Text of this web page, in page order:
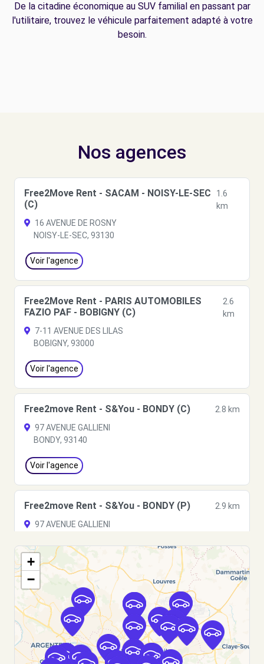
De la citadine économique au SUV familial en passant par
l'utilitaire, trouvez le véhicule parfaitement adapté à votre
besoin.
Nos agences
Free2Move Rent - SACAM - NOISY-LE-SEC
(C)
1.6
km
16 AVENUE DE ROSNY
NOISY-LE-SEC, 93130
Voir l'agence
Free2Move Rent - PARIS AUTOMOBILES
FAZIO PAF - BOBIGNY (C)
2.6
km
7-11 AVENUE DES LILAS
BOBIGNY, 93000
Voir l'agence
Free2move Rent - S&You - BONDY (C)
2.8 km
97 AVENUE GALLIENI
BONDY, 93140
Voir l'agence
Free2move Rent - S&You - BONDY (P)
2.9 km
97 AVENUE GALLIENI
Voir l'agence
Free2Move Rent - GARAGE FOUGERE ET CIE -
LE PRE-ST-GERVAIS (C)
3.4
km
27 RUE ANDRE JOINEAU
LE PRE-ST-GERVAIS, 93310
+
−